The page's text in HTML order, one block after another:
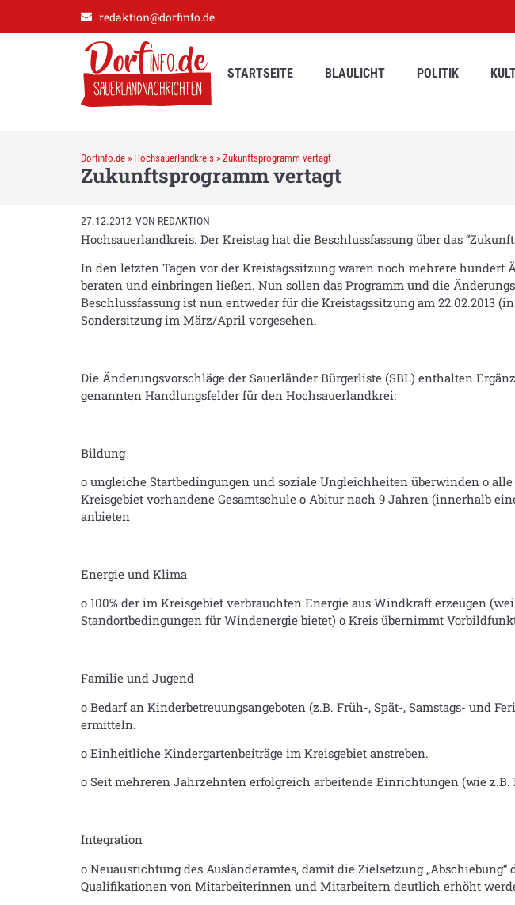
redaktion@dorfinfo.de
STARTSEITE BLAULICHT POLITIK
Dorfinfo.de » Hochsauerlandkreis » Zukunftsprogramm vertagt
Zukunftsprogramm vertagt
27.12.2012 VON REDAKTION
Hochsauerlandkreis. Der Kreistag hat die Beschlussfassung über das
In den letzten Tagen vor der Kreistagssitzung waren noch mehrere
beraten und einbringen ließen. Nun sollen das Programm und die
Beschlussfassung ist nun entweder für die Kreistagssitzung am 22.02.2013
Sondersitzung im März/April vorgesehen.
Die Änderungsvorschläge der Sauerländer Bürgerliste (SBL) enthalten
genannten Handlungsfelder für den Hochsauerlandkrei:
Bildung
o ungleiche Startbedingungen und soziale Ungleichheiten überwinden o
Kreisgebiet vorhandene Gesamtschule o Abitur nach 9 Jahren (innerhalb
anbieten
Energie und Klima
o 100% der im Kreisgebiet verbrauchten Energie aus Windkraft erzeugen
Standortbedingungen für Windenergie bietet) o Kreis übernimmt
Familie und Jugend
o Bedarf an Kinderbetreuungsangeboten (z.B. Früh-, Spät-, Samstags- und
ermitteln.
o Einheitliche Kindergartenbeiträge im Kreisgebiet anstreben.
o Seit mehreren Jahrzehnten erfolgreich arbeitende Einrichtungen (wie
Integration
o Neuausrichtung des Ausländeramtes, damit die Zielsetzung
Qualifikationen von Mitarbeiterinnen und Mitarbeitern deutlich erhöht